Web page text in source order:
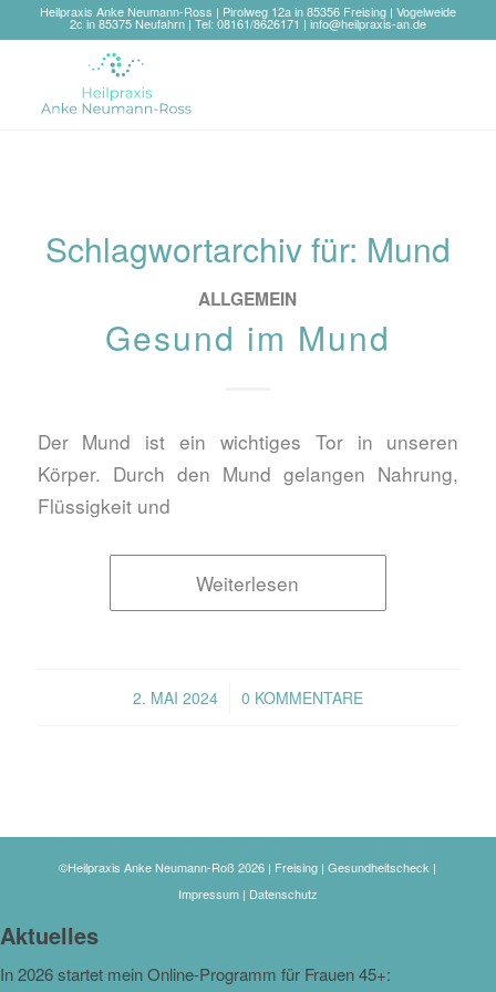
Heilpraxis Anke Neumann-Ross | Pirolweg 12a in 85356 Freising | Vogelweide
2c in 85375 Neufahrn | Tel: 08161/8626171 | info@heilpraxis-an.de
Schlagwortarchiv für: Mund
ALLGEMEIN
Gesund im Mund
Der Mund ist ein wichtiges Tor in unseren
Körper. Durch den Mund gelangen Nahrung,
Flüssigkeit und
Weiterlesen
2. MAI 2024
/ 0 KOMMENTARE
©Heilpraxis Anke Neumann-Roß 2026 | Freising | Gesundheitscheck |
Impressum| Datenschutz
Aktuelles
In 2026 startet mein Online-Programm für Frauen 45+: